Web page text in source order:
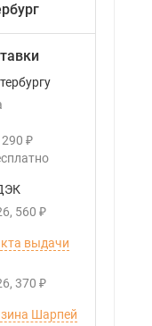
290 ₽
560 ₽
выдачи
370 ₽
Шарпей